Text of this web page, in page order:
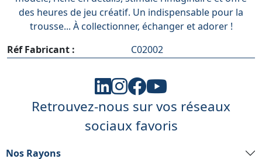
des heures de jeu créatif. Un indispensable pour la
trousse... À collectionner, échanger et adorer !
Réf Fabricant :
C02002
Retrouvez-nous sur vos réseaux
sociaux favoris
Nos Rayons